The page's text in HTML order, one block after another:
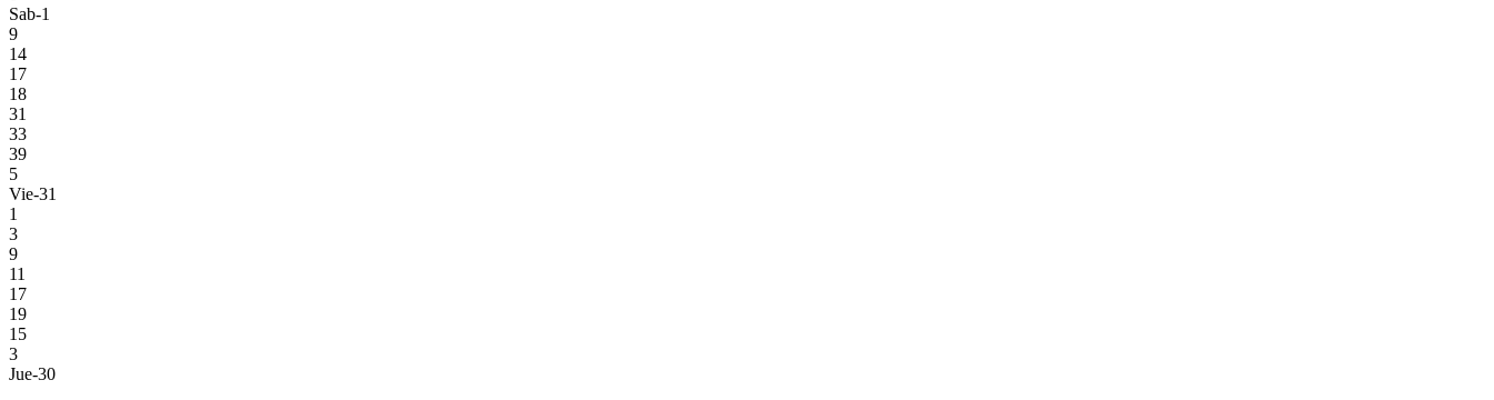
Sab-1
9
14
17
18
31
33
39
5
Vie-31
1
3
9
11
17
19
15
3
Jue-30